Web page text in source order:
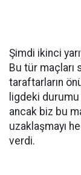
Şimdi ikinci
Bu tür maçları
taraftarların
ligdeki
ancak biz bu
uzaklaşmayı
verdi.